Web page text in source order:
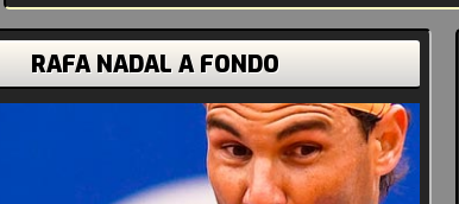
RAFA NADAL A FONDO